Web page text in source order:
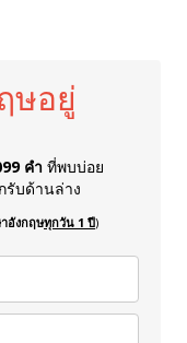
ษอยู่
คำ ที่พบบ่อย
รับด้านล่าง
อังกฤษทุกวัน 1 ปี)